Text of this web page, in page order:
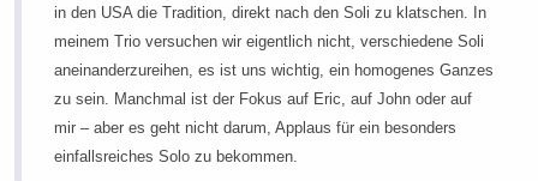
in den USA die Tradition, direkt nach den Soli zu klatschen. In
meinem Trio versuchen wir eigentlich nicht, verschiedene Soli
aneinanderzureihen, es ist uns wichtig, ein homogenes Ganzes
zu sein. Manchmal ist der Fokus auf Eric, auf John oder auf
mir – aber es geht nicht darum, Applaus für ein besonders
einfallsreiches Solo zu bekommen.